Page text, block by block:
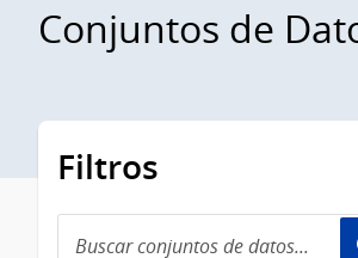
Conjuntos de
Filtros
conjuntos